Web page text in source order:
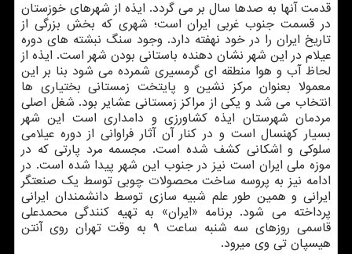
قدمت آنها به صدها سال بر می گردد. ایذه از شهرهای خوزستان
در قسمت جنوب غربی ایران است؛ شهری که بخش بزرگی از
تاریخ ایران را در خود نهفته دارد. وجود سنگ نبشته های دوره
عیلام در این شهر نشان دهنده باستانی بودن شهر است. ایذه از
لحاظ آب و هوا منطقه ای گرمسیری شمرده می شود بنا بر این
معمولا بعنوان مرکز نشین و پایتخت زمستانی بختیاری ها
انتخاب می شد و یکی از مراکز زمستانی عشایر بود. شغل اصلی
مردمان شهرستان ایذه کشاورزی و دامداری است این شهر
بسیار کهنسال است و در کنار آن آثار فراوانی از دوره عیلامی
سلوکی و اشکانی کشف شده است. مجسمه مرد پارتی که در
موزه ملی ایران است نیز در جنوب این شهر پیدا شده است. در
ادامه نیز به پروسه ساخت محصولات چوبی توسط یک صنعتگر
ایرانی و همین طور علم شبیه سازی توسط دانشمندان ایرانی
پرداخته می شود. برنامه «ایران» به تهیه کنندگی محمدعلی
قاسمی روزهای سه شنبه ساعت ۹ به وقت تهران روی آنتن
هیسپان تی وی می‎رود.